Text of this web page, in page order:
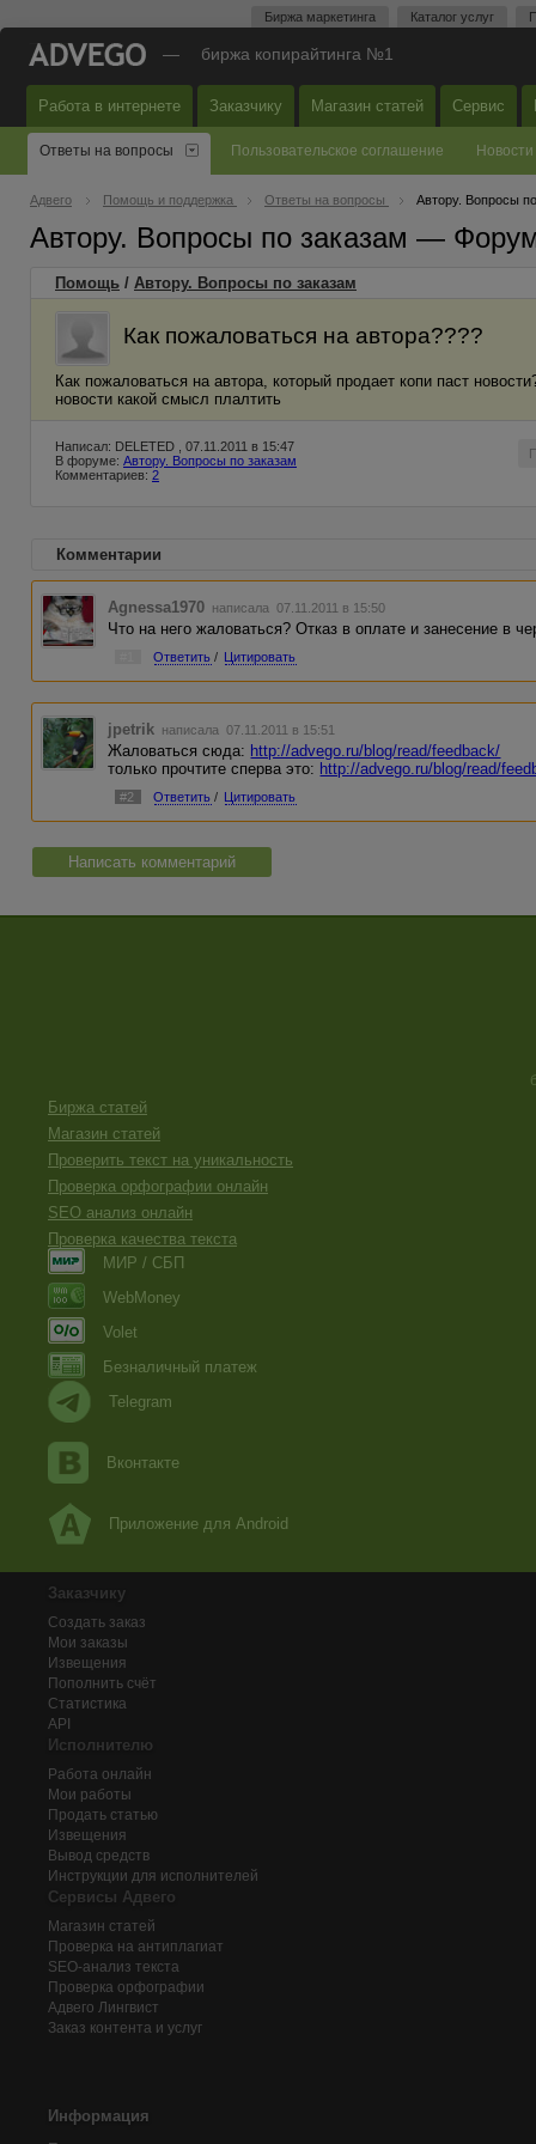
Биржа маркетинга Каталог услуг
— биржа копирайтинга №1
Работа в интернете Заказчику Магазин статей Сервис
Ответы на вопросы Пользовательское соглашение Новости
Адвего Помощь и поддержка Ответы на вопросы Автору. Вопросы
Автору. Вопросы по заказам —
Помощь / Автору. Вопросы по заказам
Как пожаловаться на автора????
Как пожаловаться на автора, который продает копи паст
новости какой смысл плалтить
Написал: DELETED , 07.11.2011 в 15:47
В форуме: Автору. Вопросы по заказам
Комментариев: 2
Комментарии
Agnessa1970 написала 07.11.2011 в 15:50
Что на него жаловаться? Отказ в оплате и занесение в
Ответить / Цитировать
jpetrik написала 07.11.2011 в 15:51
Жаловаться сюда: http://advego.ru/blog/read/feedback/
только прочтите сперва это: http://advego.ru/blog/read/
#2 Ответить / Цитировать
Написать комментарий
Биржа статей
Магазин статей
Проверить текст на уникальность
Проверка орфографии онлайн
SEO анализ онлайн
Проверка качества текста
МИР / СБП
WebMoney
Volet
Безналичный платеж
Telegram
Вконтакте
Приложение для Android
Заказчику
Создать заказ
Мои заказы
Извещения
Пополнить счёт
Статистика
API
Исполнителю
Работа онлайн
Мои работы
Продать статью
Извещения
Вывод средств
Инструкции для исполнителей
Сервисы Адвего
Магазин статей
Проверка на антиплагиат
SEO-анализ текста
Проверка орфографии
Адвего Лингвист
Заказ контента и услуг
Информация